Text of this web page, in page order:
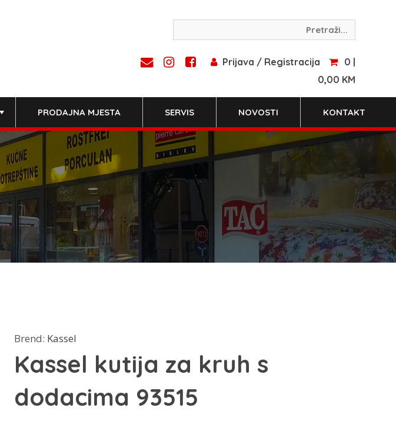
Prijava / Registracija
0 |
0,00 KM
PRODAJNA MJESTA SERVIS NOVOSTI KONTAKT
Brend: Kassel
Kassel kutija za kruh s
dodacima 93515